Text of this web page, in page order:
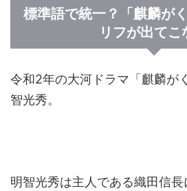
標準語で統一？「麒麟が
リフが出てこ
令和2年の大河ドラマ「麒麟が
智光秀。
明智光秀は主人である織田信